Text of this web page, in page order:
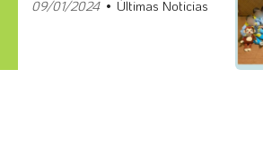
09/01/2024 Últimas Noticias